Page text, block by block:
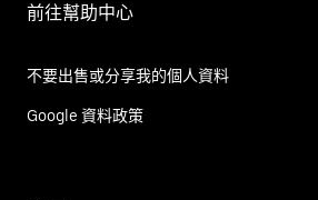
前往幫助中心
不要出售或分享我的個人資料
Google 資料政策